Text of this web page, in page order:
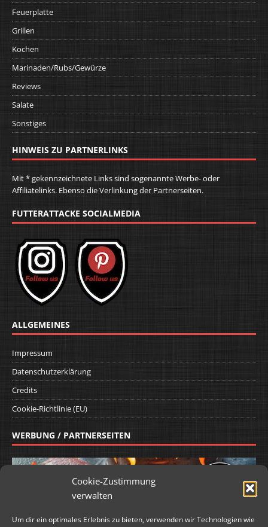
Cookie-Zustimmung
verwalten
Um dir ein optimales Erlebnis zu bieten, verwenden wir Technologien wie
Feuerplatte
Grillen
Kochen
Marinaden/Rubs/Gewürze
Reviews
Salate
Sonstiges
HINWEIS ZU PARTNERLINKS
Mit * gekennzeichnete Links sind sogenannte Werbe- oder
Affiliatelinks. Ebenso die Verlinkung der Partnerseiten.
FUTTERATTACKE SOCIALMEDIA
ALLGEMEINES
Impressum
Datenschutzerklärung
Credits
Cookie-Richtlinie (EU)
WERBUNG / PARTNERSEITEN